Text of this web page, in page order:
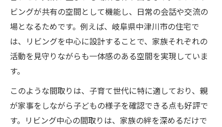
ビングが共有の空間として機能し、日常の会話や交流の
場となるためです。例えば、岐阜県中津川市の住宅で
は、リビングを中心に設計することで、家族それぞれの
活動を見守りながらも一体感のある空間を実現していま
す。
このような間取りは、子育て世代に特に適しており、親
が家事をしながら子どもの様子を確認できる点も好評で
す。リビング中心の間取りは、家族の絆を深めるだけで